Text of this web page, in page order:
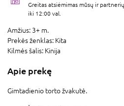
Greitas atsiėmimas mūsų ir
iki 12:00 val.
Amžius: 3+ m.
Prekės ženklas: Kita
Kilmės šalis: Kinija
Apie prekę
Gimtadienio torto žvakutė.